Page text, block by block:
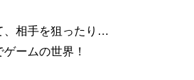
、相手を狙ったり…
ームの世界！